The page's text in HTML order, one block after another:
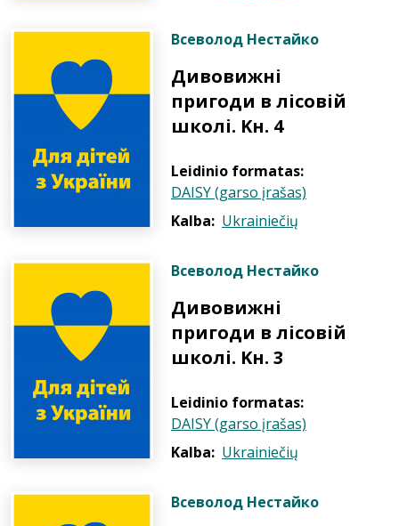
Всеволод Нестайко
Дивовижні
пригоди в лісовій
школі. Kн. 4
Leidinio formatas:
DAISY (garso įrašas)
Kalba: Ukrainiečių
Всеволод Нестайко
Дивовижні
пригоди в лісовій
школі. Kн. 3
Leidinio formatas:
DAISY (garso įrašas)
Kalba: Ukrainiečių
Всеволод Нестайко